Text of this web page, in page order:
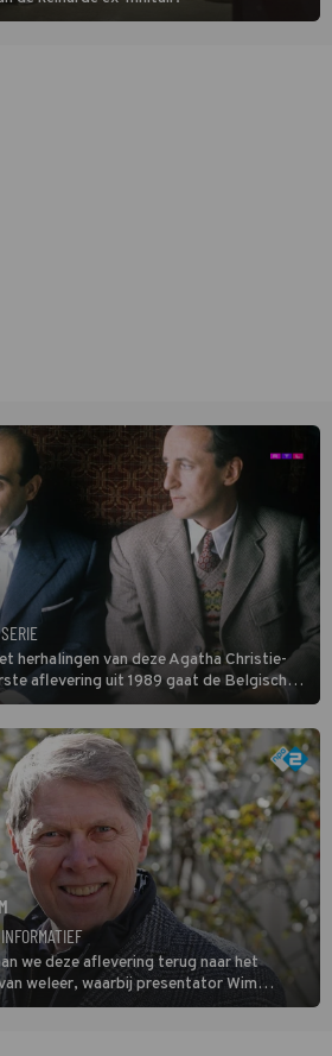
SERIE
herhalingen van deze Agatha Christie-
aflevering uit 1989 gaat de Belgische
vermiste kok. Poirot raakt al snel
(HH)
we deze aflevering terug naar het
weleer, waarbij presentator Wim
op reis door de tijd aan de hand van